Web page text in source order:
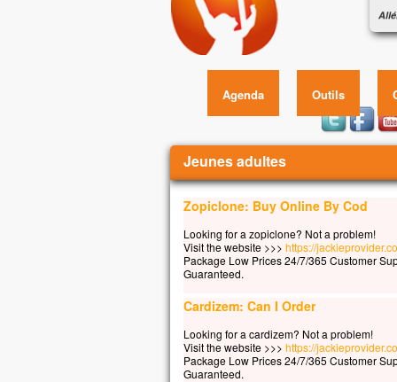
La
elle
les
Agenda Outils
Vous êtes ici
Jeunes adultes
Zopiclone: Buy Online By Cod
Looking for a zopiclone? Not a problem!
Visit the website >>> https://
Package Low Prices 24/7/365 Customer
Guaranteed.
Cardizem: Can I Order
Looking for a cardizem? Not a problem!
Visit the website >>> https://
Package Low Prices 24/7/365 Customer
Guaranteed.